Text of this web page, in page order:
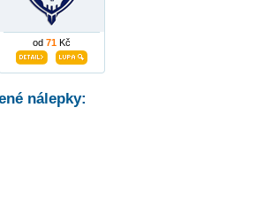
od 71 Kč
nálepky: